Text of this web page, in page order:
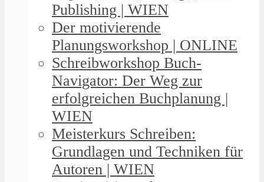
Publishing | WIEN
Der motivierende
Planungsworkshop | ONLINE
Schreibworkshop Buch-
Navigator: Der Weg zur
erfolgreichen Buchplanung |
WIEN
Meisterkurs Schreiben:
Grundlagen und Techniken für
Autoren | WIEN